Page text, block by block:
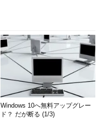
Windows 10へ無料アップグレー
ド？ だが断る (1/3)